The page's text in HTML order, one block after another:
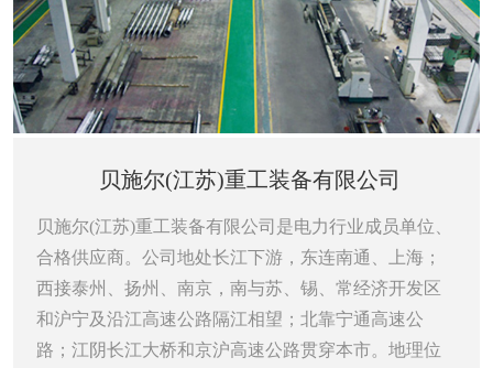
贝施尔(江苏)重工装备有限公司
贝施尔(江苏)重工装备有限公司是电力行业成员单位、
合格供应商。公司地处长江下游，东连南通、上海；
西接泰州、扬州、南京，南与苏、锡、常经济开发区
和沪宁及沿江高速公路隔江相望；北靠宁通高速公
路；江阴长江大桥和京沪高速公路贯穿本市。地理位